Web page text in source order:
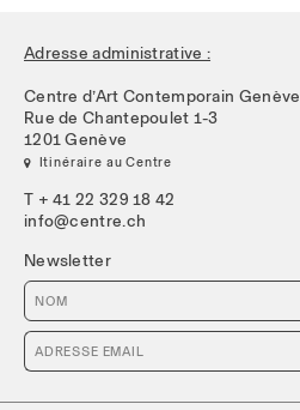
Adresse administrative :
Centre d’Art Contemporain Genève
Rue de Chantepoulet 1-3
1201 Genève
 Itinéraire au Centre
T + 41 22 329 18 42
info@centre.ch
Newsletter